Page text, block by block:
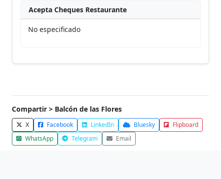
Acepta Cheques Restaurante
No especificado
Compartir > Balcón de las Flores
X Facebook LinkedIn Bluesky
Flipboard
WhatsApp
Telegram Email